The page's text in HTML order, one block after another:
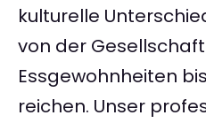
kulturelle
von der
Essgewohnheiten
reichen. Unser